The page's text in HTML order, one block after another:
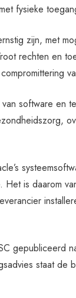
fysieke
zijn, met
rechten en
software en
is daarom
gepubliceerd
staat de